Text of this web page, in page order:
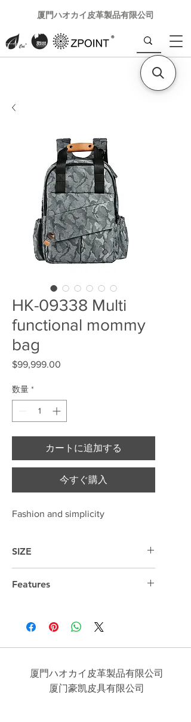
厦門ハオカイ皮革製品有限公司
HK-09338 Multi
functional mommy
bag
$99,999.00
数量 *
カートに追加する
今すぐ購入
Fashion and simplicity
SIZE
Features
厦門ハオカイ皮革製品有限公司
​厦门豪凯皮具有限公司